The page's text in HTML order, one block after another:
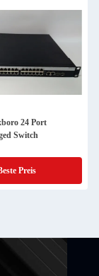
24 Port
Switch
Preis